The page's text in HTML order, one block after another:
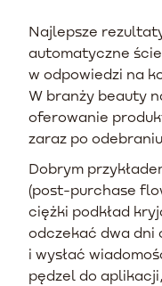
Najlepsze
automatyczne
w odpowiedzi na
W branży beauty
oferowanie
zaraz po
Dobrym
(post-purchase
ciężki podkład
odczekać dwa dni
i wysłać
pędzel do